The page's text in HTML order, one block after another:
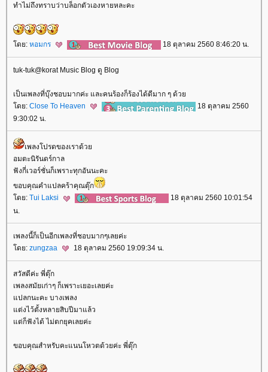
ทำไม่ถึงทราบว่าบล็อกตัวเองหายหละคะ
ดย: หอมกร 18 ตุลาคม 2560 8:46:20 น.
tuk-tuk@korat Music Blog ดู Blog
เป็นเพลงที่บุ๊งชอบมากค่ะ และคนร้องก็ร้องได้ดีมาก ๆ ด้ว
ดย: Close To Heaven
18 ตุลาคม 2560
9:30:02 น.
เพลงโปรดของเราด้ว
อมตะนิรันดร์กาล
ฟังกี่เวอร์ชั่นก็เพราะทุกอันนะคะ
ขอบคุณคำแปลคร้าคุณตุ๊ก
ดย: Tui Laksi
18 ตุลาคม 2560 10:01:54
น.
เพลงนี้ก็เป็นอีกเพลงที่ชอบมากๆเลยค่ะ
ดย: zungzaa 18 ตุลาคม 2560 19:09:34 น.
สวัสดีค่ะ พี่ตุ๊ก
เพลงสมัยเก่าๆ ก็เพราะเยอะเลยค่ะ
ปลกนะคะ บางเพลง
ต่งไว้ตั้งหลายสิบปีมาแล้ว
ต่ก็ฟังได้ ไม่ตกยุคเลยค่ะ
ขอบคุณสำหรับคะแนนโหวตด้วยค่ะ พี่ตุ๊ก